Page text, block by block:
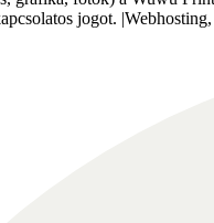
jogot.